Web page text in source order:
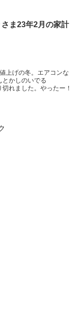
ま23年2月の家計
上げの冬。エアコンな
とかしのいでる
れました。やったー！